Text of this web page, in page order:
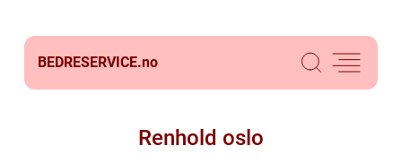
BEDRESERVICE.no
Renhold oslo